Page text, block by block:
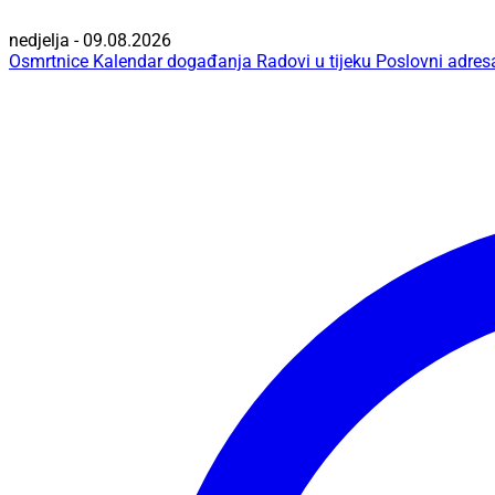
nedjelja - 09.08.2026
Osmrtnice Kalendar događanja Radovi u tijeku Poslovni